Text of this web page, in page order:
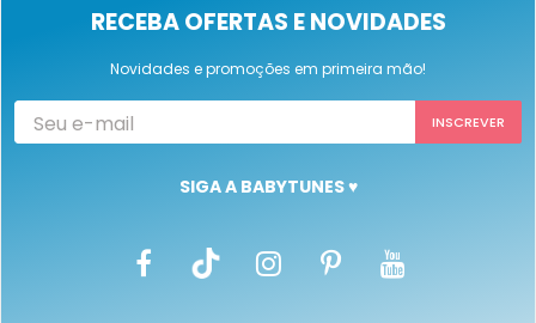
RECEBA OFERTAS E NOVIDADES
Novidades e promoções em primeira mão!
SIGA A BABYTUNES ♥